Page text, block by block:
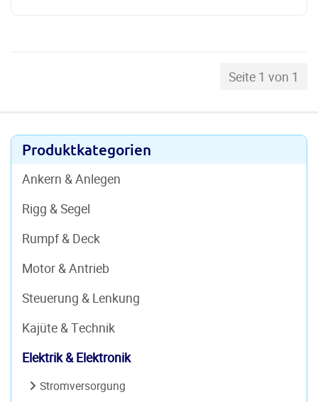
Seite 1 von 1
Produktkategorien
Ankern & Anlegen
Rigg & Segel
Rumpf & Deck
Motor & Antrieb
Steuerung & Lenkung
Kajüte & Technik
Elektrik & Elektronik
Stromversorgung